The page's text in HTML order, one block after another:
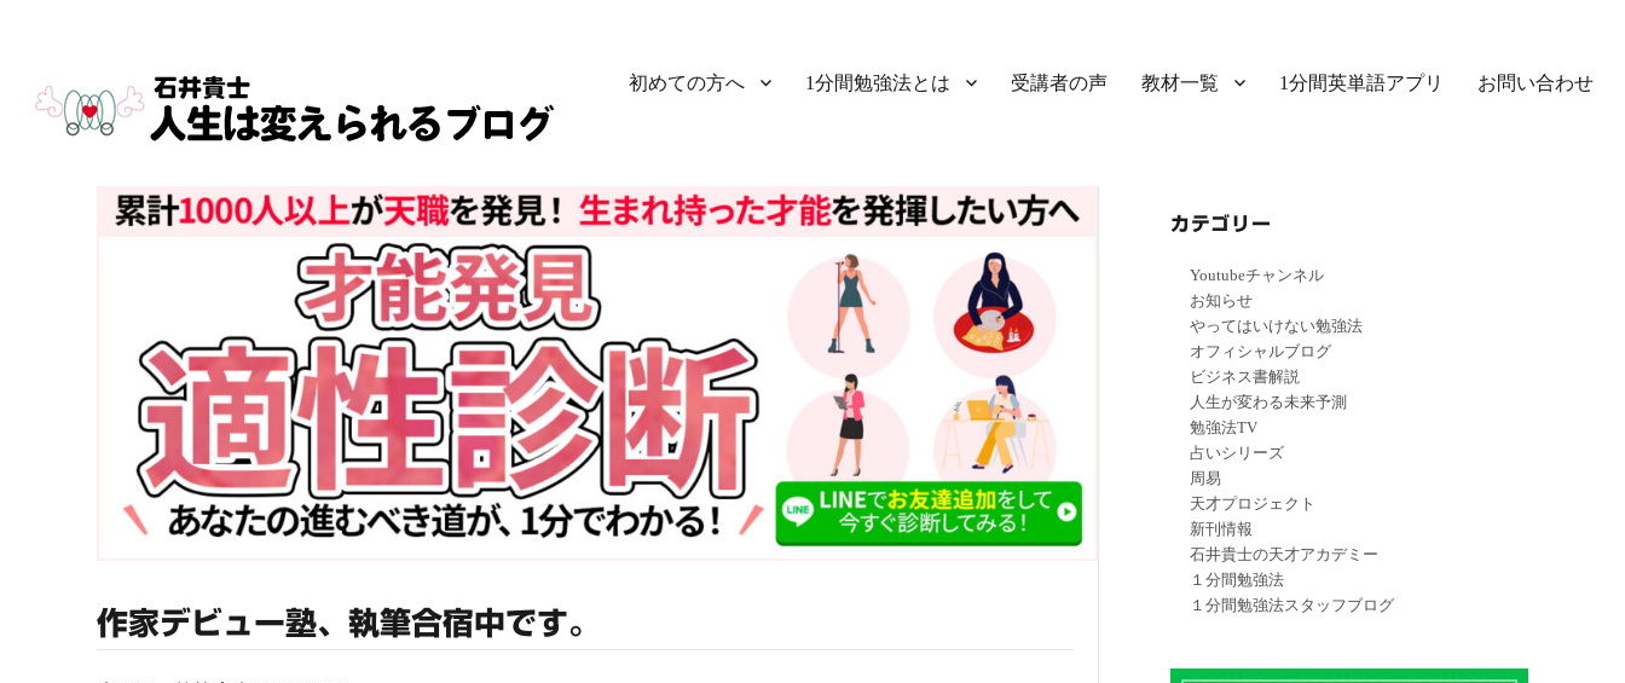
初めての方へ 1分間勉強法とは 受講者の声 教材一覧 1分間英単語アプリ お問い合わせ
作家デビュー塾、執筆合宿中です。
カテゴリー
Youtubeチャンネル
お知らせ
やってはいけない勉強法
オフィシャルブログ
ビジネス書解説
人生が変わる未来予測
勉強法TV
占いシリーズ
周易
天才プロジェクト
新刊情報
石井貴士の天才アカデミー
１分間勉強法
１分間勉強法スタッフブログ